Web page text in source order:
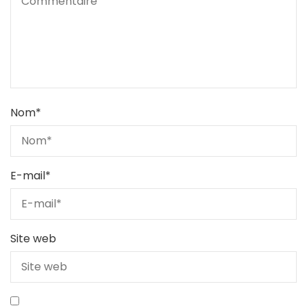
Nom*
E-mail*
Site web